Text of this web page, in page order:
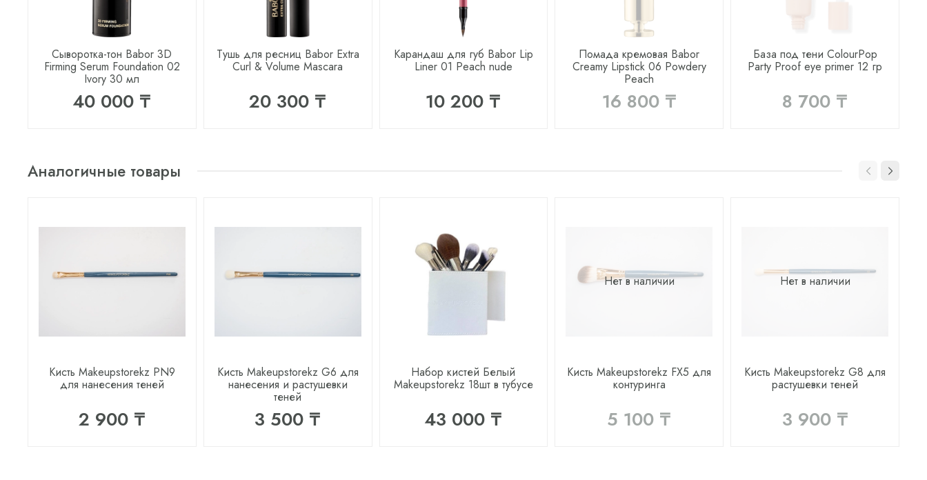
Сыворотка-тон Babor 3D
Firming Serum Foundation 02
Ivory 30 мл
40 000 ₸
Тушь для ресниц Babor Extra
Curl & Volume Mascara
20 300 ₸
Карандаш для губ Babor Lip
Liner 01 Peach nude
10 200 ₸
Помада кремовая Babor
Creamy Lipstick 06 Powdery
Peach
16 800 ₸
База под тени ColourPop
Party Proof eye primer 12 гр
8 700 ₸
Аналогичные товары
Кисть Makeupstorekz PN9
для нанесения теней
2 900 ₸
Кисть Makeupstorekz G6 для
нанесения и растушевки
теней
3 500 ₸
Набор кистей Белый
Makeupstorekz 18шт в тубусе
43 000 ₸
Нет в наличии
Кисть Makeupstorekz FX5 для
контуринга
5 100 ₸
Нет в наличии
Кисть Makeupstorekz G8 для
растушевки теней
3 900 ₸